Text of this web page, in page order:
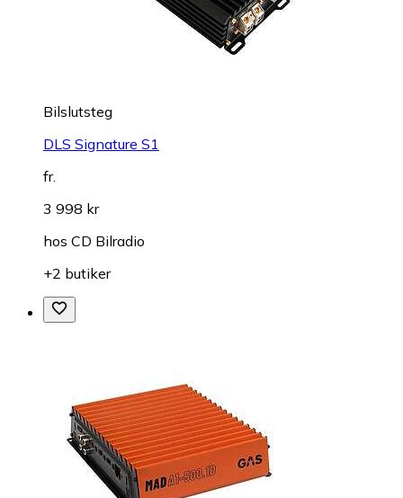
Bilslutsteg
DLS Signature S1
fr.
3 998 kr
hos CD Bilradio
+2 butiker